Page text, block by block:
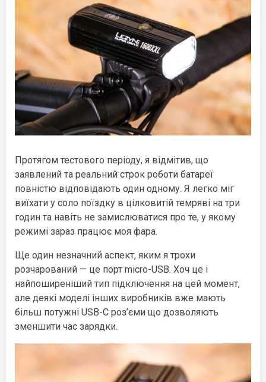
Протягом тестового періоду, я відмітив, що
заявлений та реальний строк роботи батареї
повністю відповідають один одному. Я легко міг
виїхати у соло поїздку в цілковитій темряві на три
годин та навіть не замислюватися про те, у якому
режимі зараз працює моя фара.
Ще один незначний аспект, яким я трохи
розчарований — це порт micro-USB. Хоч це і
найпоширеніший тип підключення на цей момент,
але деякі моделі інших виробників вже мають
більш потужні USB-C роз’єми що дозволяють
зменшити час зарядки.